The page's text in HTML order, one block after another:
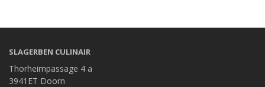
SLAGERBEN CULINAIR
Thorheimpassage 4 a
3941ET Doorn